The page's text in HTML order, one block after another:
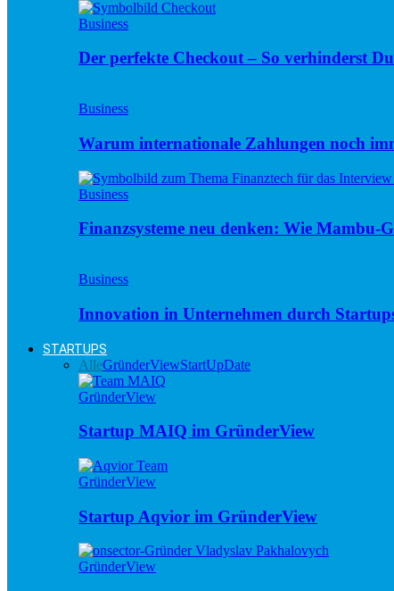
Business
Der perfekte Checkout – So verhinderst
Business
Warum internationale Zahlungen noch
Business
Finanzsysteme neu denken: Wie
Business
Innovation in Unternehmen durch
STARTUPS
AlleGründerViewStartUpDate
GründerView
Startup MAIQ im GründerView
GründerView
Startup Aqvior im GründerView
GründerView